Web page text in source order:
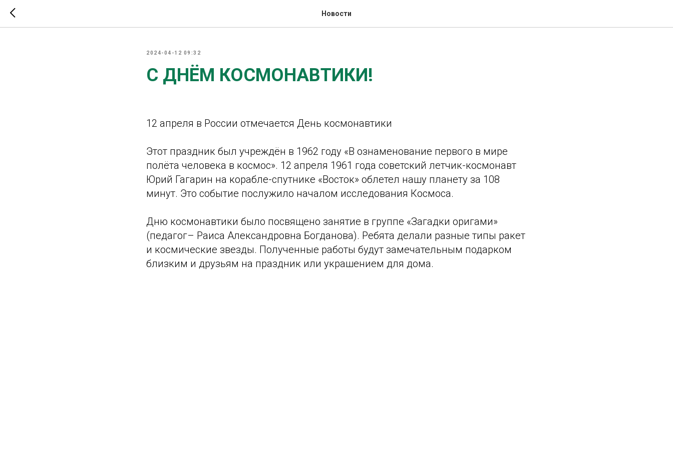
Новости
2024-04-12 09:32
С ДНЁМ КОСМОНАВТИКИ!
12 апреля в России отмечается День космонавтики
Этот праздник был учреждён в 1962 году «В ознаменование первого в мире
полёта человека в космос». 12 апреля 1961 года советский летчик-космонавт
Юрий Гагарин на корабле-спутнике «Восток» облетел нашу планету за 108
минут. Это событие послужило началом исследования Космоса.
Дню космонавтики было посвящено занятие в группе «Загадки оригами»
(педагог– Раиса Александровна Богданова). Ребята делали разные типы ракет
и космические звезды. Полученные работы будут замечательным подарком
близким и друзьям на праздник или украшением для дома.